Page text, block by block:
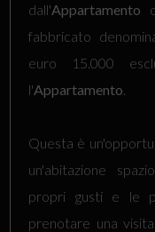
dall'Appartamento
fabbricato
euro 15.000
l'Appartamento.
Questa è
un'abitazione
propri gusti e le
prenotare una